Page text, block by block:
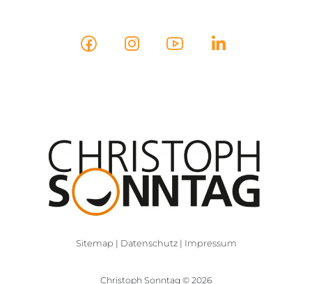
Sitemap | Datenschutz| Impressum
Christoph Sonntag © 2026